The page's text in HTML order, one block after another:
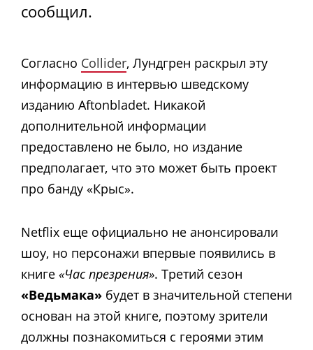
сообщил.
Согласно Collider, Лундгрен раскрыл эту
информацию в интервью шведскому
изданию Aftonbladet. Никакой
дополнительной информации
предоставлено не было, но издание
предполагает, что это может быть проект
про банду «Крыс».
Netflix еще официально не анонсировали
шоу, но персонажи впервые появились в
книге «Час презрения». Третий сезон
«Ведьмака» будет в значительной степени
основан на этой книге, поэтому зрители
должны познакомиться с героями этим